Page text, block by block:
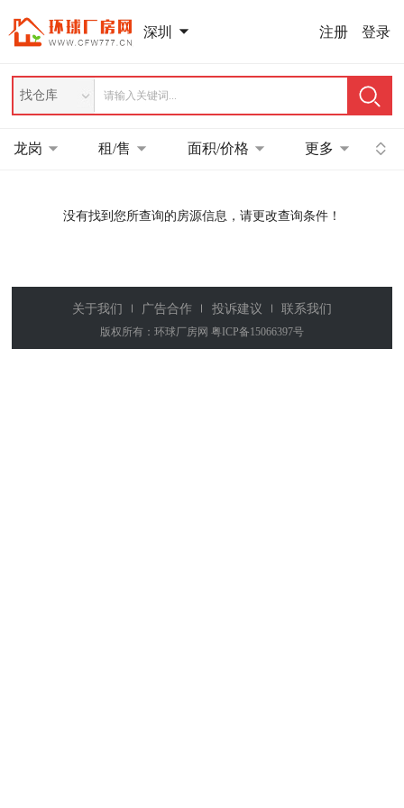
深圳 登录
注册
找仓库
龙岗 租/售 面积/价格 更多
没有找到您所查询的房源信息，请更改查询条件！
关于我们 广告合作 投诉建议 联系我们
版权所有：环球厂房网 粤ICP备15066397号